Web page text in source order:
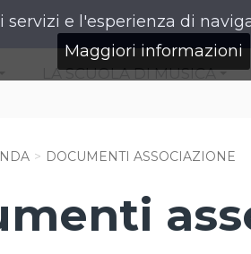
LA SCUOLA DI MUSICA
DOCUMENTI ASSOCIAZIONE
e l'esperienza di
Maggiori informazioni